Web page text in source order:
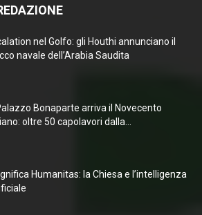
nel Golfo: gli Houthi annunciano il
navale dell’Arabia Saudita
Bonaparte arriva il Novecento
oltre 50 capolavori dalla...
Humanitas: la Chiesa e l’intelligenza